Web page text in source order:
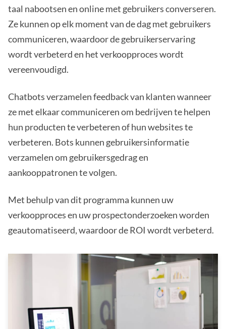
taal nabootsen en online met gebruikers converseren.
Ze kunnen op elk moment van de dag met gebruikers
communiceren, waardoor de gebruikerservaring
wordt verbeterd en het verkoopproces wordt
vereenvoudigd.
Chatbots verzamelen feedback van klanten wanneer
ze met elkaar communiceren om bedrijven te helpen
hun producten te verbeteren of hun websites te
verbeteren. Bots kunnen gebruikersinformatie
verzamelen om gebruikersgedrag en
aankooppatronen te volgen.
Met behulp van dit programma kunnen uw
verkoopproces en uw prospectonderzoeken worden
geautomatiseerd, waardoor de ROI wordt verbeterd.